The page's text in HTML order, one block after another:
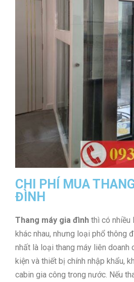
CHI PHÍ MUA
ĐÌNH
Thang máy gia đình thì có nhiều
khác nhau, nhưng loại phổ thông
nhất là loại thang máy liên doanh
kiện và thiết bị chính nhập khẩu,
cabin gia công trong nước. Nếu